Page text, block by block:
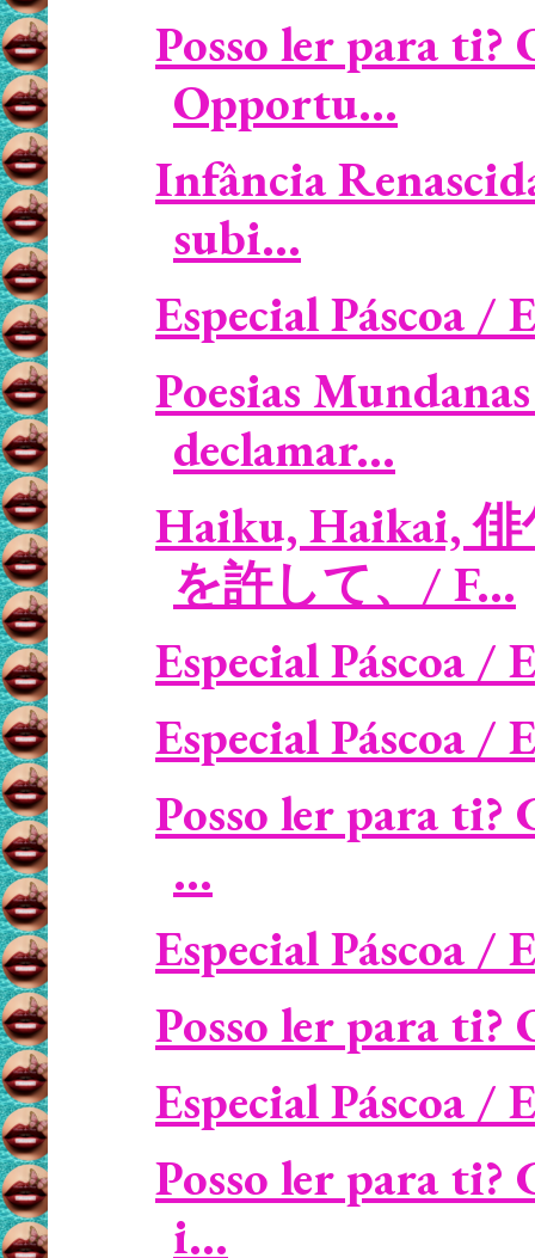
Posso ler para ti?
Opportu...
Infância
subi...
Especial Páscoa /
Poesias
declamar...
Haiku, Haikai, 俳
を許して、/ F...
Especial Páscoa /
Especial Páscoa /
Posso ler para ti?
...
Especial Páscoa /
Posso ler para ti?
Especial Páscoa /
Posso ler para ti?
i...